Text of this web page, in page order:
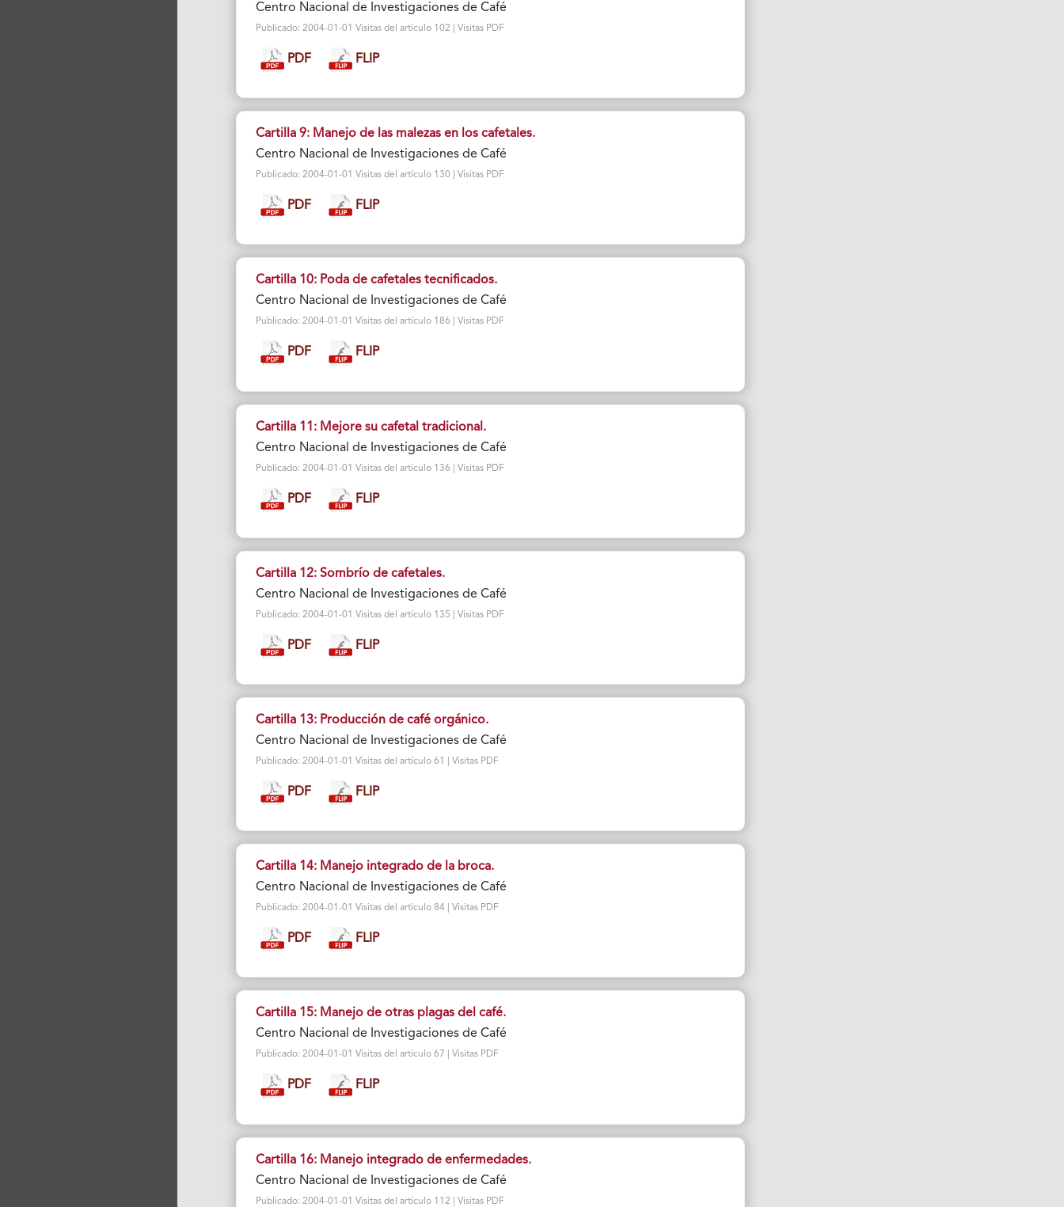
Centro Nacional de Investigaciones de Café
Publicado: 2004-01-01 Visitas del artículo 102 | Visitas PDF
PDF FLIP
Cartilla 9: Manejo de las malezas en los cafetales.
Centro Nacional de Investigaciones de Café
Publicado: 2004-01-01 Visitas del artículo 130 | Visitas PDF
PDF FLIP
Cartilla 10: Poda de cafetales tecnificados.
Centro Nacional de Investigaciones de Café
Publicado: 2004-01-01 Visitas del artículo 186 | Visitas PDF
PDF FLIP
Cartilla 11: Mejore su cafetal tradicional.
Centro Nacional de Investigaciones de Café
Publicado: 2004-01-01 Visitas del artículo 136 | Visitas PDF
PDF FLIP
Cartilla 12: Sombrío de cafetales.
Centro Nacional de Investigaciones de Café
Publicado: 2004-01-01 Visitas del artículo 135 | Visitas PDF
PDF FLIP
Cartilla 13: Producción de café orgánico.
Centro Nacional de Investigaciones de Café
Publicado: 2004-01-01 Visitas del artículo 61 | Visitas PDF
PDF FLIP
Cartilla 14: Manejo integrado de la broca.
Centro Nacional de Investigaciones de Café
Publicado: 2004-01-01 Visitas del artículo 84 | Visitas PDF
PDF FLIP
Cartilla 15: Manejo de otras plagas del café.
Centro Nacional de Investigaciones de Café
Publicado: 2004-01-01 Visitas del artículo 67 | Visitas PDF
PDF FLIP
Cartilla 16: Manejo integrado de enfermedades.
Centro Nacional de Investigaciones de Café
Publicado: 2004-01-01 Visitas del artículo 112 | Visitas PDF